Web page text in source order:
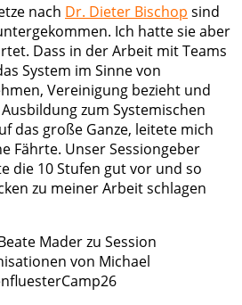
nach Dr. Dieter Bischop sind
Ich hatte sie aber
Dass in der Arbeit mit Teams
System im Sinne von
Vereinigung bezieht und
zum Systemischen
das große Ganze, leitete mich
Fährte. Unser Sessiongeber
die 10 Stufen gut vor und so
zu meiner Arbeit schlagen